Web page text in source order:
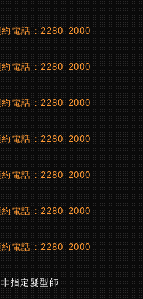
約電話：2280 2000
約電話：2280 2000
約電話：2280 2000
約電話：2280 2000
約電話：2280 2000
約電話：2280 2000
約電話：2280 2000
指定髮型師